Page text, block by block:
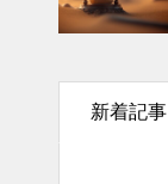
新着記事